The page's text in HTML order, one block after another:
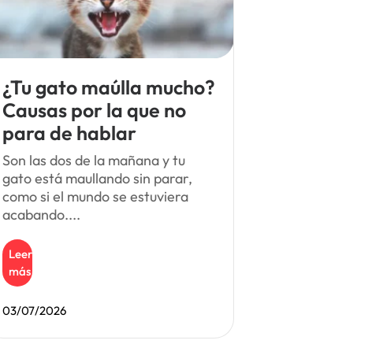
¿Tu gato maúlla mucho?
Causas por la que no
para de hablar
Son las dos de la mañana y tu
gato está maullando sin parar,
como si el mundo se estuviera
acabando....
Leer
más
03/07/2026